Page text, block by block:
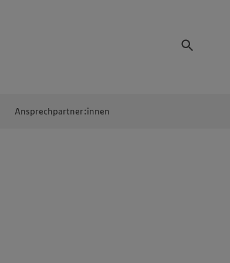
Ansprechpartner:innen